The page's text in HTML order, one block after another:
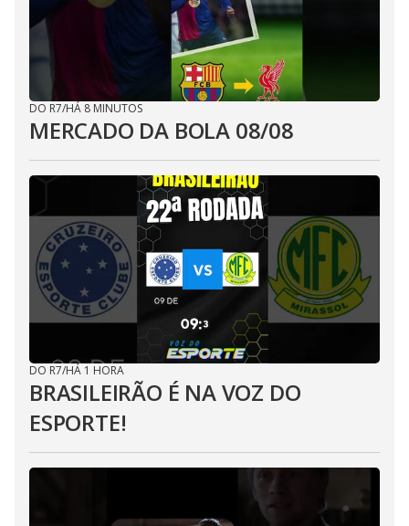
DO R7/HÁ 8 MINUTOS
MERCADO DA BOLA 08/08
DO R7/HÁ 1 HORA
BRASILEIRÃO É NA VOZ DO
ESPORTE!